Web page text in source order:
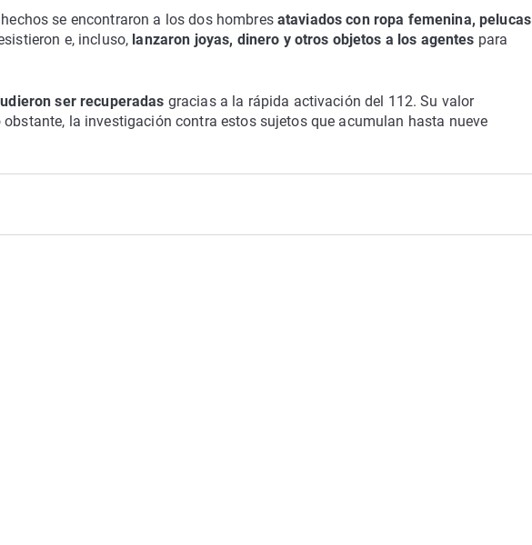
se encontraron a los dos hombres ataviados con ropa femenina, pelucas
e, incluso, lanzaron joyas, dinero y otros objetos a los agentes para
ser recuperadas gracias a la rápida activación del 112. Su valor
la investigación contra estos sujetos que acumulan hasta nueve